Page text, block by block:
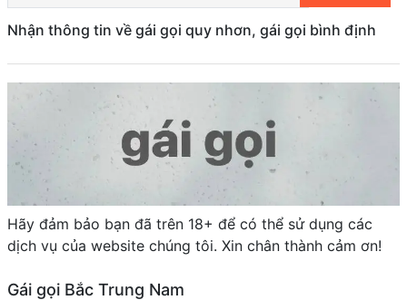
Nhận thông tin về gái gọi quy nhơn, gái gọi bình định
Hãy đảm bảo bạn đã trên 18+ để có thể sử dụng các
dịch vụ của website chúng tôi. Xin chân thành cảm ơn!
Gái gọi Bắc Trung Nam